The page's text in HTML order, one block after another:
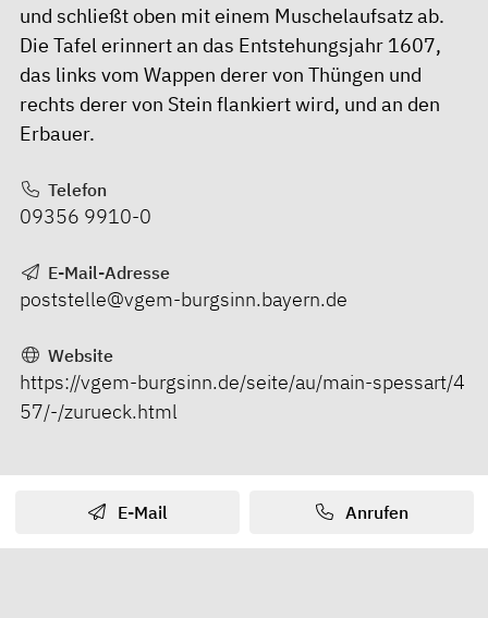
und schließt oben mit einem Muschelaufsatz ab.
Die Tafel erinnert an das Entstehungsjahr 1607,
das links vom Wappen derer von Thüngen und
rechts derer von Stein flankiert wird, und an den
Erbauer.
Telefon
09356 9910-0
E-Mail-Adresse
poststelle@vgem-burgsinn.bayern.de
Website
https://vgem-burgsinn.de/seite/au/main-spessart/4
57/-/zurueck.html
E-Mail Anrufen